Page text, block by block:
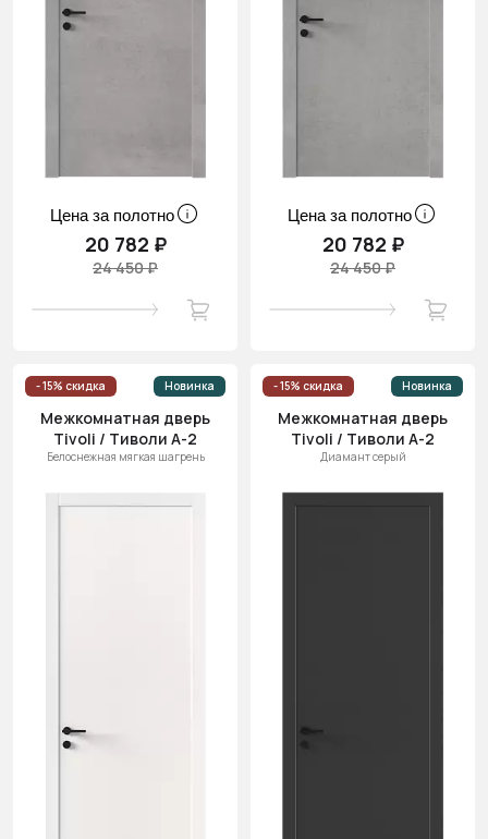
Цена за полотно
20 782 ₽
24 450 ₽
Цена за полотно
20 782 ₽
24 450 ₽
- 15% скидка Новинка
Межкомнатная дверь
Tivoli / Тиволи А-2
Белоснежная мягкая шагрень
- 15% скидка Новинка
Межкомнатная дверь
Tivoli / Тиволи А-2
Диамант серый